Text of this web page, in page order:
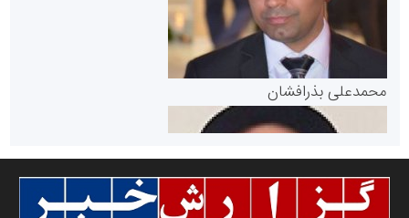
پایگاه خبری گفتمان یزد
محمدعلی بذرافشان